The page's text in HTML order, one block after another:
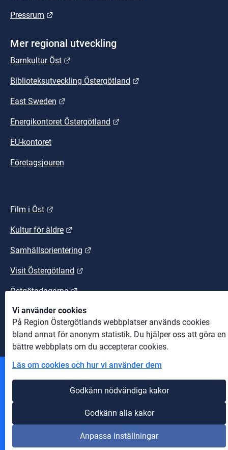
Vi använder cookies
På Region Östergötlands webbplatser används cookies
bland annat för anonym statistik. Du hjälper oss att göra en
bättre webbplats om du accepterar cookies.
Läs om cookies och hur vi använder dem
Godkänn nödvändiga kakor
Godkänn alla kakor
Anpassa inställningar
Pressrum
Mer regional utveckling
Barnkultur Öst
Biblioteksutveckling Östergötland
East Sweden
Energikontoret Östergötland
EU-kontoret
Företagsjouren
Film i Öst
Kultur för äldre
Samhällsorientering
Visit Östergötland
Östgötadagarna Länk till annan webbplats.
Östgötaleden Länk till annan webbplats.
Andra webbplatser
Information om cookies
Om webbplatsen